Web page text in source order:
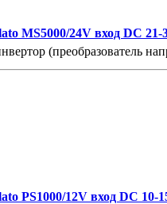
MS5000/24V вход DC
(преобразователь
PS1000/12V вход DC